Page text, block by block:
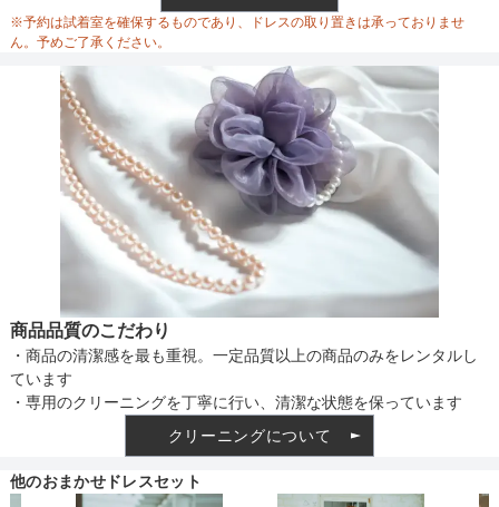
※予約は試着室を確保するものであり、ドレスの取り置きは承っておりませ
ん。予めご了承ください。
商品品質のこだわり
・商品の清潔感を最も重視。一定品質以上の商品のみをレンタルし
ています
・専用のクリーニングを丁寧に行い、清潔な状態を保っています
クリーニングについて
他のおまかせドレスセット